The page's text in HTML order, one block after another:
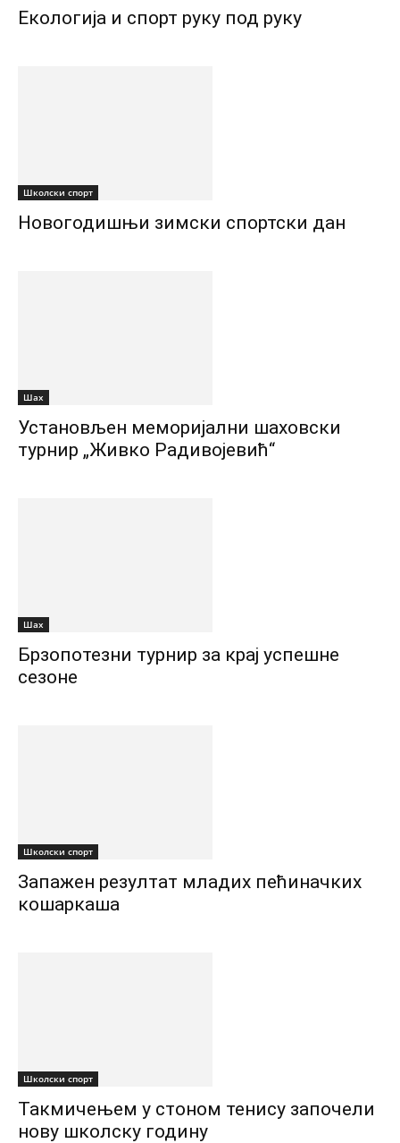
Екологија и спорт руку под руку
Школски спорт
Новогодишњи зимски спортски дан
Шах
Установљен меморијални шаховски
турнир „Живко Радивојевић“
Шах
Брзопотезни турнир за крај успешне
сезоне
Школски спорт
Запажен резултат младих пећиначких
кошаркаша
Школски спорт
Такмичењем у стоном тенису започели
нову школску годину